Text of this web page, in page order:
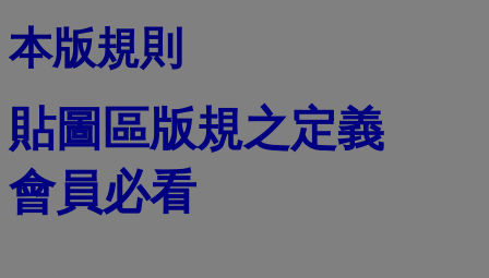
本版規則
貼圖區版規之定義
會員必看